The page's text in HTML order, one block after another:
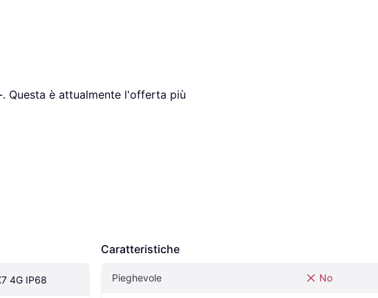
. Questa è attualmente l'offerta più
4G IP68
Caratteristiche
Pieghevole No